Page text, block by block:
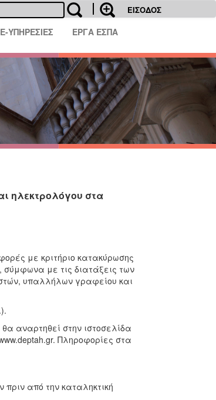
ΕΙΣΟΔΟΣ
E-ΥΠΗΡΕΣΙΕΣ ΕΡΓΑ ΕΣΠΑ
ηλεκτρολόγου στα
με κριτήριο κατακύρωσης
με τις διατάξεις των
υπαλλήλων γραφείου και
αναρτηθεί στην ιστοσελίδα
Πληροφορίες στα
από την καταληκτική